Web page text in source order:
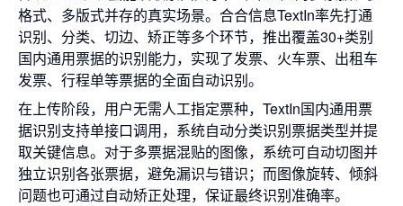
格式、多版式并存的真实场景。合合信息TextIn率先打通
识别、分类、切边、矫正等多个环节，推出覆盖30+类别
国内通用票据的识别能力，实现了发票、火车票、出租车
发票、行程单等票据的全面自动识别。
在上传阶段，用户无需人工指定票种，TextIn国内通用票
据识别支持单接口调用，系统自动分类识别票据类型并提
取关键信息。对于多票据混贴的图像，系统可自动切图并
独立识别各张票据，避免漏识与错识；而图像旋转、倾斜
问题也可通过自动矫正处理，保证最终识别准确率。